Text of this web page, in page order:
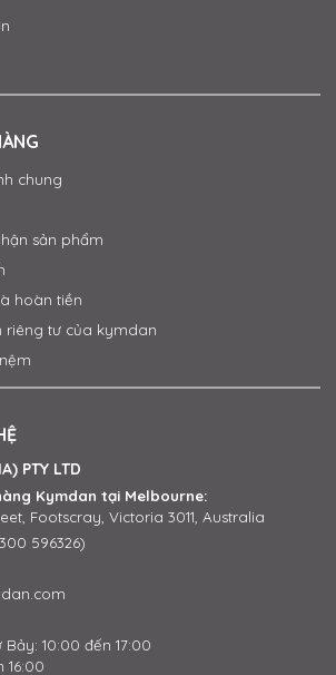
chung
sản phẩm
hoàn tiền
riêng tư của kymdan
PTY LTD
Kymdan tại Melbourne:
Footscray, Victoria 3011, Australia
596326)
10:00 đến 17:00
16:00